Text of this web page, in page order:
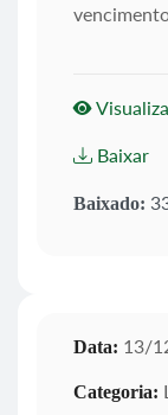
Baixar
Baixado:
Data: 13/
Categoria: